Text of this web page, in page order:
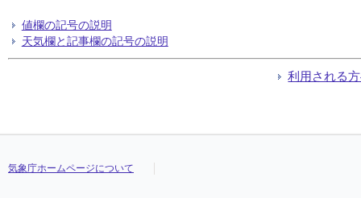
24
24
24
24
値欄の記号の説明
天気欄と記事欄の記号の説明
利用される
気象庁ホームページについて